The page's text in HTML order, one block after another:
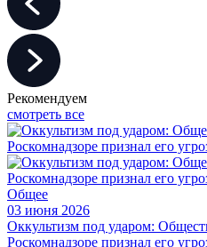
Рекомендуем
смотреть все
Общее
03 июня 2026
Оккультизм под ударом:
Роскомнадзоре признал его